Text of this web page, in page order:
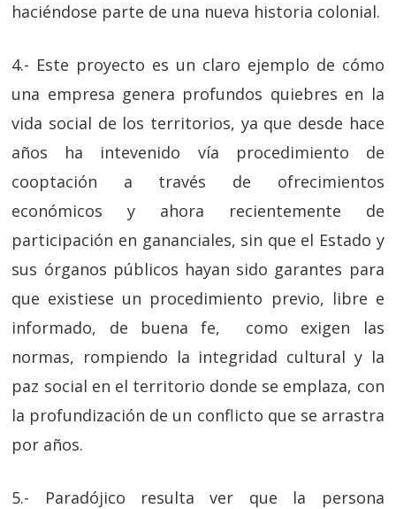
haciéndose parte de una nueva historia colonial.
4.- Este proyecto es un claro ejemplo de cómo
una empresa genera profundos quiebres en la
vida social de los territorios, ya que desde hace
años ha intevenido vía procedimiento de
cooptación a través de ofrecimientos
económicos y ahora recientemente de
participación en gananciales, sin que el Estado y
sus órganos públicos hayan sido garantes para
que existiese un procedimiento previo, libre e
informado, de buena fe, como exigen las
normas, rompiendo la integridad cultural y la
paz social en el territorio donde se emplaza, con
la profundización de un conflicto que se arrastra
por años.
5.- Paradójico resulta ver que la persona